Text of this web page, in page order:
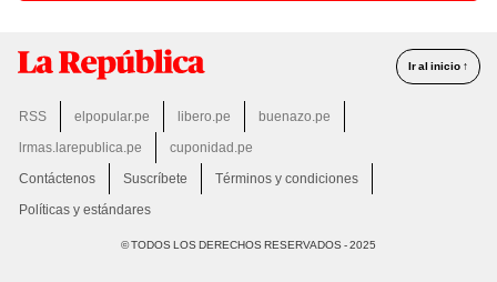
Ir al inicio ↑
RSS elpopular.pe libero.pe
buenazo.pe
lrmas.larepublica.pe
cuponidad.pe
Contáctenos
Suscríbete
Términos y condiciones
Políticas y estándares
© TODOS LOS DERECHOS RESERVADOS - 2025